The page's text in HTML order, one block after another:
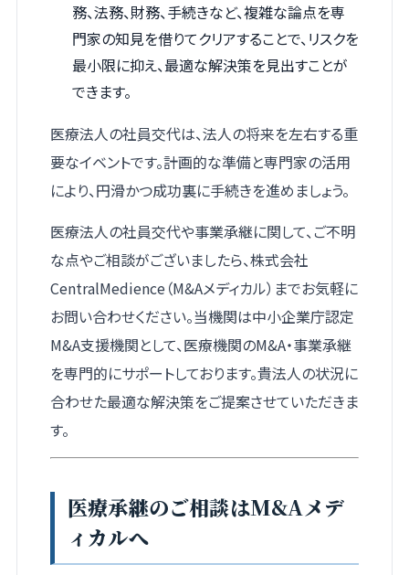
務、法務、財務、手続きなど、複雑な論点を専
門家の知見を借りてクリアすることで、リスクを
最小限に抑え、最適な解決策を見出すことが
できます。
医療法人の社員交代は、法人の将来を左右する重
要なイベントです。計画的な準備と専門家の活用
により、円滑かつ成功裏に手続きを進めましょう。
医療法人の社員交代や事業承継に関して、ご不明
な点やご相談がございましたら、株式会社
CentralMedience（M&Aメディカル）までお気軽に
お問い合わせください。当機関は中小企業庁認定
M&A支援機関として、医療機関のM&A・事業承継
を専門的にサポートしております。貴法人の状況に
合わせた最適な解決策をご提案させていただきま
す。
医療承継のご相談はM&Aメデ
ィカルへ